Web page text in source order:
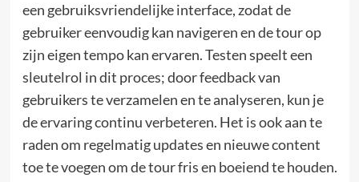
een gebruiksvriendelijke interface, zodat de
gebruiker eenvoudig kan navigeren en de tour op
zijn eigen tempo kan ervaren. Testen speelt een
sleutelrol in dit proces; door feedback van
gebruikers te verzamelen en te analyseren, kun je
de ervaring continu verbeteren. Het is ook aan te
raden om regelmatig updates en nieuwe content
toe te voegen om de tour fris en boeiend te houden.